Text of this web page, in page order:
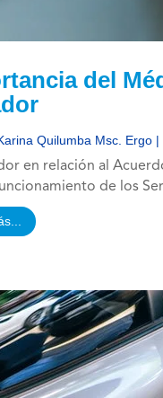
del
Quilumba Msc. Ergo |
en relación al
de los